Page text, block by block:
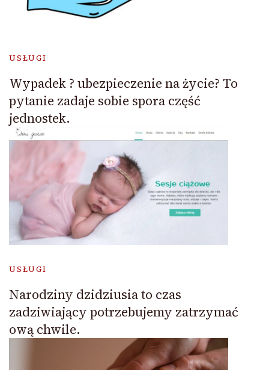
USŁUGI
Wypadek ? ubezpieczenie na życie? To
pytanie zadaje sobie spora część
jednostek.
USŁUGI
Narodziny dzidziusia to czas
zadziwiający potrzebujemy zatrzymać
ową chwile.